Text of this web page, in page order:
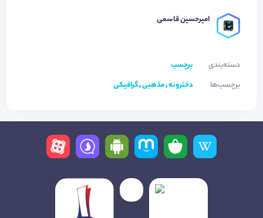
امیرحسین قاسمی
دسته‌بندی
برچسب
برچسب‌ها
دخترونه,مذهبی,گرافیکی